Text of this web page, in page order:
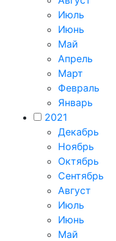
Июль
Июнь
Май
Апрель
Март
Февраль
Январь
2021
Декабрь
Ноябрь
Октябрь
Сентябрь
Август
Июль
Июнь
Май